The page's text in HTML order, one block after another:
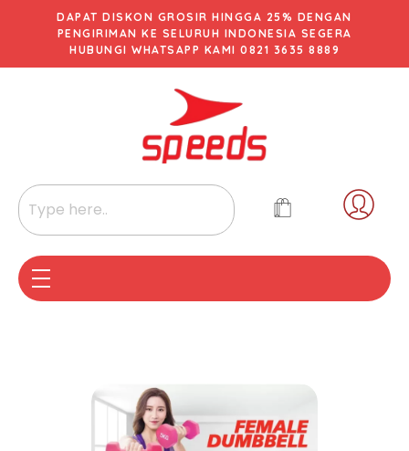
DAPAT DISKON GROSIR HINGGA 25% DENGAN
PENGIRIMAN KE SELURUH INDONESIA SEGERA
HUBUNGI WHATSAPP KAMI 0821 3635 8889